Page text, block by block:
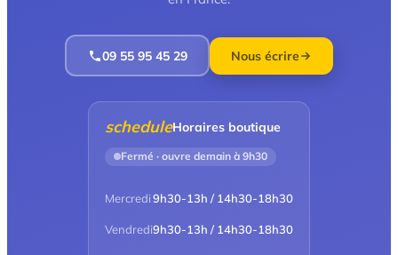
09 55 95 45 29 Nous écrire
scheduleHoraires boutique
Fermé · ouvre demain à 9h30
Mercredi9h30-13h / 14h30-18h30
Vendredi9h30-13h / 14h30-18h30